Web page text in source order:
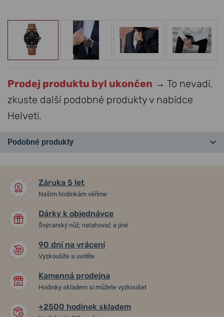
Prodej produktu byl ukončen → To nevadí,
zkuste další podobné produkty v nabídce
Helveti.
Podobné produkty
Wenger Terragraph
01.0541.123
Skladem
Wenger City GMT
01.1442.108
Záruka 5 let
Našim hodinkám věříme
Dárky k objednávce
Švýcarský nůž, natahovač a jiné
90 dní na vrácení
Vyzkoušíte a uvidíte
Kamenná prodejna
Hodinky skladem si můžete vyzkoušet
+2500 hodinek skladem